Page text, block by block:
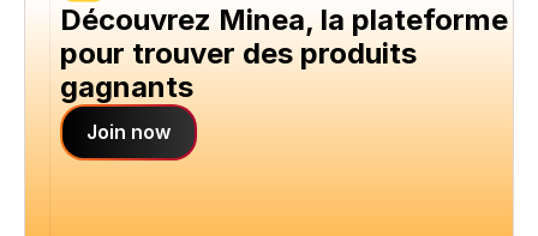
Découvrez Minea, la plateforme
pour trouver des produits
gagnants
Join now